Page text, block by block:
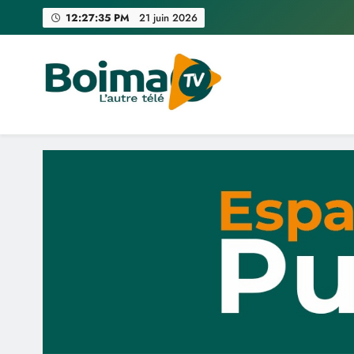
12:27:36 PM 21 juin 2026
Boima TV
L'Autre Télé